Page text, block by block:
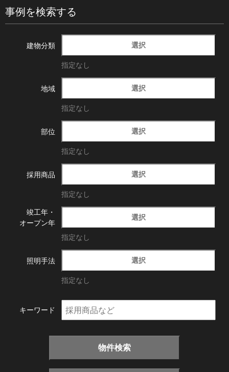
事例を検索する
建物分類 選択
指定なし
地域 選択
指定なし
部位 選択
指定なし
採用商品 選択
指定なし
竣工年・
オープン年
選択
指定なし
照明手法 選択
指定なし
キーワード
物件検索